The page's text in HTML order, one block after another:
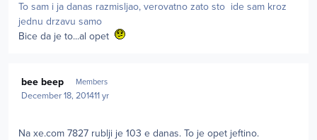
To sam i ja danas razmisljao, verovatno zato sto ide sam kroz
jednu drzavu samo
Bice da je to...al opet
bee beep Members
December 18, 201411 yr
Na xe.com 7827 rublji je 103 e danas. To je opet jeftino.